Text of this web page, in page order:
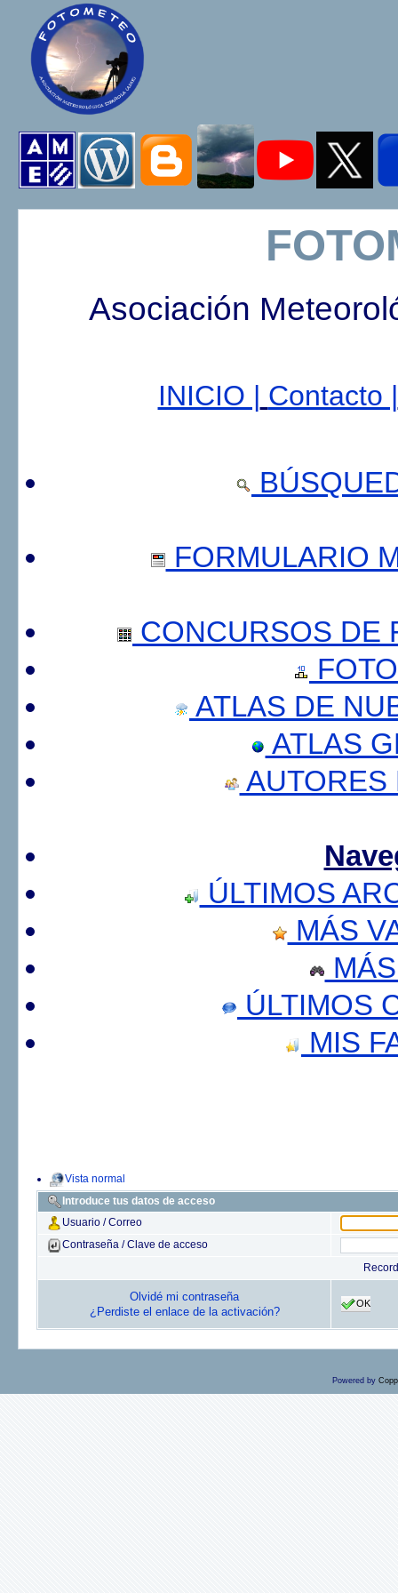
Asociación
INICIO | Contacto |
FORMULARIO
CONCURSOS DE
ATLAS DE
ATLAS
AUTORES
ÚLTIMOS
MÁS
ÚLTIMOS
MIS
Vista normal
Introduce tus datos de acceso
Usuario / Correo
Contraseña / Clave de acceso
Olvidé mi contraseña
¿Perdiste el enlace de la activación?
OK
Powered by